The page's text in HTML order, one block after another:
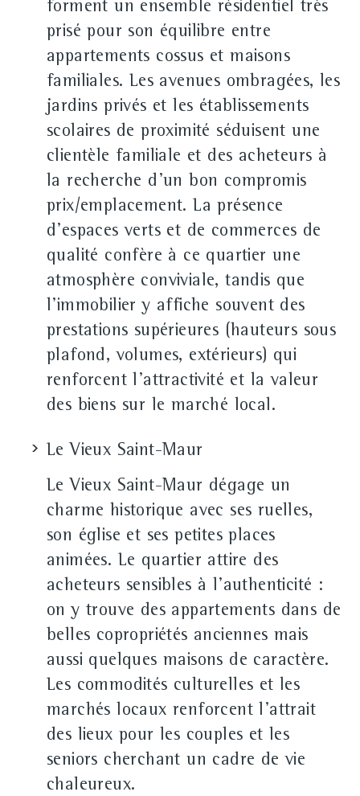
forment un ensemble résidentiel très
prisé pour son équilibre entre
appartements cossus et maisons
familiales. Les avenues ombragées, les
jardins privés et les établissements
scolaires de proximité séduisent une
clientèle familiale et des acheteurs à
la recherche d'un bon compromis
prix/emplacement. La présence
d'espaces verts et de commerces de
qualité confère à ce quartier une
atmosphère conviviale, tandis que
l'immobilier y affiche souvent des
prestations supérieures (hauteurs sous
plafond, volumes, extérieurs) qui
renforcent l'attractivité et la valeur
des biens sur le marché local.
Le Vieux Saint-Maur
Le Vieux Saint-Maur dégage un
charme historique avec ses ruelles,
son église et ses petites places
animées. Le quartier attire des
acheteurs sensibles à l'authenticité :
on y trouve des appartements dans de
belles copropriétés anciennes mais
aussi quelques maisons de caractère.
Les commodités culturelles et les
marchés locaux renforcent l'attrait
des lieux pour les couples et les
seniors cherchant un cadre de vie
chaleureux.